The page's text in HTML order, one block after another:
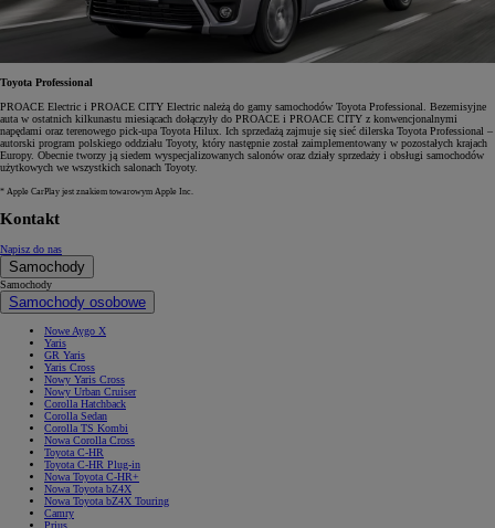
Toyota Professional
PROACE Electric i PROACE CITY Electric należą do gamy samochodów Toyota Professional. Bezemisyjne
auta w ostatnich kilkunastu miesiącach dołączyły do PROACE i PROACE CITY z konwencjonalnymi
napędami oraz terenowego pick-upa Toyota Hilux. Ich sprzedażą zajmuje się sieć dilerska Toyota Professional –
autorski program polskiego oddziału Toyoty, który następnie został zaimplementowany w pozostałych krajach
Europy. Obecnie tworzy ją siedem wyspecjalizowanych salonów oraz działy sprzedaży i obsługi samochodów
użytkowych we wszystkich salonach Toyoty.
* Apple CarPlay jest znakiem towarowym Apple Inc.
Kontakt
Napisz do nas
Samochody
Samochody
Samochody osobowe
Nowe Aygo X
Yaris
GR Yaris
Yaris Cross
Nowy Yaris Cross
Nowy Urban Cruiser
Corolla Hatchback
Corolla Sedan
Corolla TS Kombi
Nowa Corolla Cross
Toyota C-HR
Toyota C-HR Plug-in
Nowa Toyota C-HR+
Nowa Toyota bZ4X
Nowa Toyota bZ4X Touring
Camry
Prius